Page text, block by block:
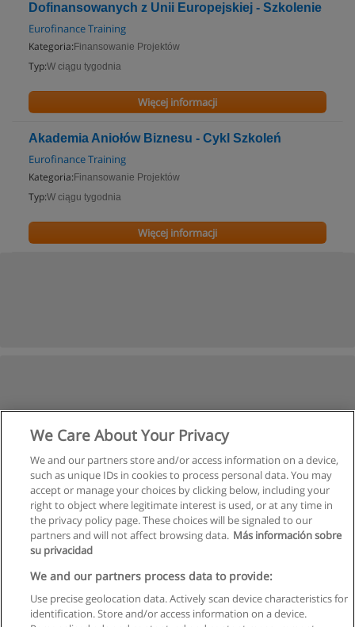
Dofinansowanych z Unii Europejskiej - Szkolenie
Eurofinance Training
Kategoria: Finansowanie Projektów
Typ:W ciągu tygodnia
Więcej informacji
Akademia Aniołów Biznesu - Cykl Szkoleń
Eurofinance Training
Kategoria: Finansowanie Projektów
Typ:W ciągu tygodnia
Więcej informacji
Regulamin
We Care About Your Privacy
We and our partners store and/or access information on a device,
such as unique IDs in cookies to process personal data. You may
accept or manage your choices by clicking below, including your
right to object where legitimate interest is used, or at any time in
the privacy policy page. These choices will be signaled to our
partners and will not affect browsing data. Más información sobre
su privacidad
We and our partners process data to provide:
Use precise geolocation data. Actively scan device characteristics for
identification. Store and/or access information on a device.